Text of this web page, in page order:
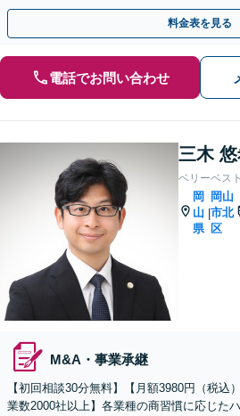
ています。【夜間・休日相談可能】
料金表を見る
電話でお問い合わせ
三木
ベリーベス
岡
山
県
|
岡山
市北
区
M&A・事業承継
【初回相談30分無料】【月額3980円（税込
業数2000社以上】各業種の商習慣に応じた